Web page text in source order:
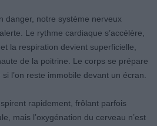
danger, notre système nerveux
Le rythme cardiaque s’accélère,
la respiration devient superficielle,
de la poitrine. Le corps se prépare
l’on reste immobile devant un écran.
rapidement, frôlant parfois
mais l’oxygénation du cerveau n’est